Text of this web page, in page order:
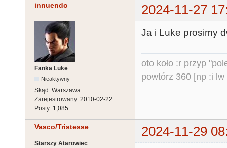
innuendo 2024-11-27
Fanka Luke
Nieaktywny
Skąd: Warszawa
Zarejestrowany: 2010-02-22
Posty: 1,085
Ja i Luke prosimy
oto koło :r przyp
powtórz 360 [np :i lw
Vasco/Tristesse 2024-11-29
Starszy Atarowiec